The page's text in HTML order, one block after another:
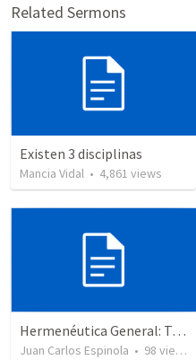
Related Sermons
Existen 3 disciplinas
Mancia Vidal • 4,861 views
Hermenéutica General: Trabajo final
Juan Carlos Espinola • 98 views